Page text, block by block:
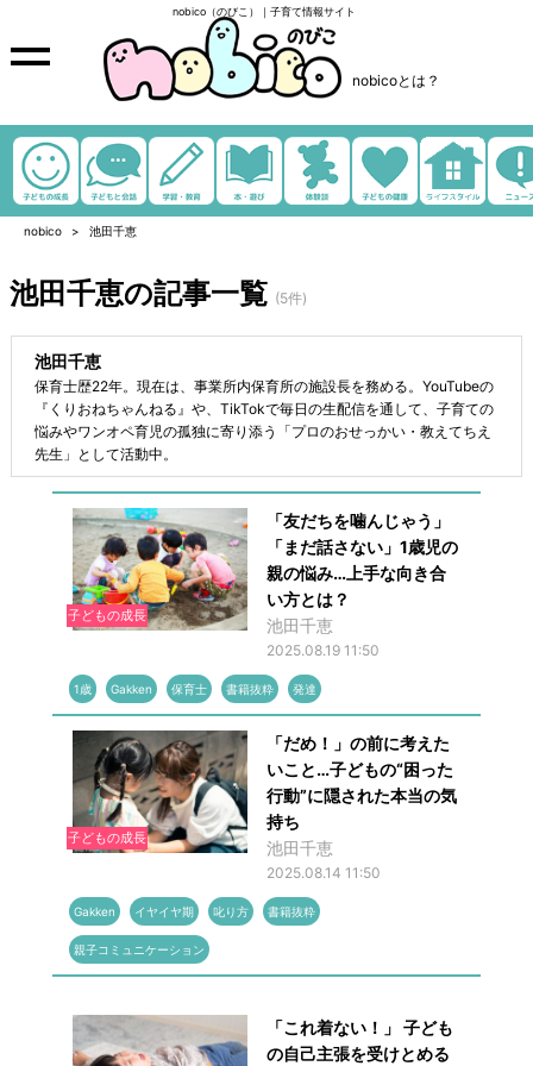
nobico（のびこ）｜子育て情報サイト
nobicoとは？
nobico 池田千恵
池田千恵の記事一覧 (5件)
池田千恵
保育士歴22年。現在は、事業所内保育所の施設長を務める。YouTubeの
『くりおねちゃんねる』や、TikTokで毎日の生配信を通して、子育ての
悩みやワンオペ育児の孤独に寄り添う「プロのおせっかい・教えてちえ
先生」として活動中。
子どもの成長
「友だちを噛んじゃう」
「まだ話さない」1歳児の
親の悩み…上手な向き合
い方とは？
池田千恵
2025.08.19 11:50
1歳 Gakken 保育士 書籍抜粋 発達
子どもの成長
「だめ！」の前に考えた
いこと…子どもの“困った
行動”に隠された本当の気
持ち
池田千恵
2025.08.14 11:50
Gakken イヤイヤ期 叱り方 書籍抜粋
親子コミュニケーション
「これ着ない！」 子ども
の自己主張を受けとめる